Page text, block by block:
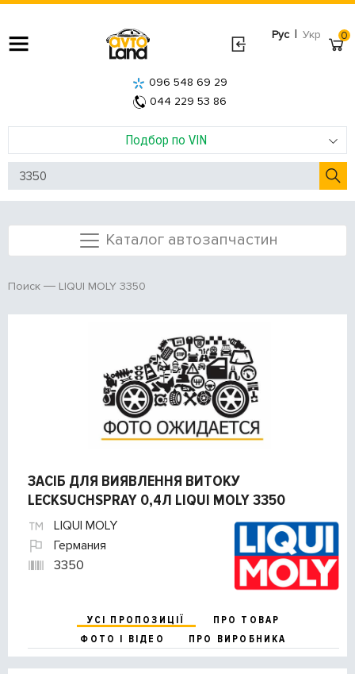
Рус | Укр
Подбор по VIN
096 548 69 29
044 229 53 86
0
Каталог автозапчастин
Поиск LIQUI MOLY 3350
ЗАСІБ ДЛЯ ВИЯВЛЕННЯ ВИТОКУ
LECKSUCHSPRAY 0,4Л LIQUI MOLY 3350
LIQUI MOLY
Германия
3350
УСІ ПРОПОЗИЦІЇ
ПРО ТОВАР
ФОТО І ВІДЕО
ПРО ВИРОБНИКА